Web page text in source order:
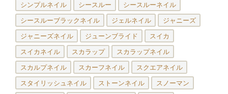
シンプルネイル シースルー シースルーネイル
シースルーブラックネイル ジェルネイル ジャニーズ
ジャニーズネイル ジューンブライド スイカ
スイカネイル スカラップ スカラップネイル
スカルプネイル スカーフネイル スクエアネイル
スタイリッシュネイル ストーンネイル スノーマン